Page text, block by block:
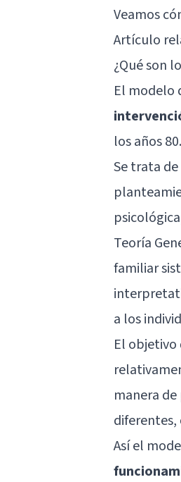
Veamos
Artículo
¿Qué son
El modelo
los años 80.
Se trata
Teoría
familiar
a los
El objetivo
manera
Así el